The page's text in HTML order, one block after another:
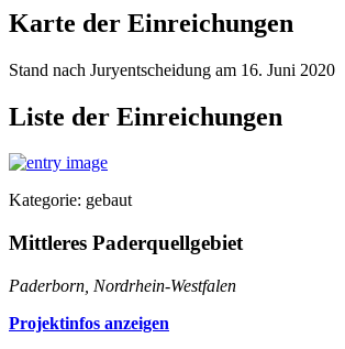
Karte der Einreichungen
Stand nach Juryentscheidung am 16. Juni 2020
Liste der Einreichungen
Kategorie: gebaut
Mittleres Paderquellgebiet
Paderborn, Nordrhein-Westfalen
Projektinfos anzeigen